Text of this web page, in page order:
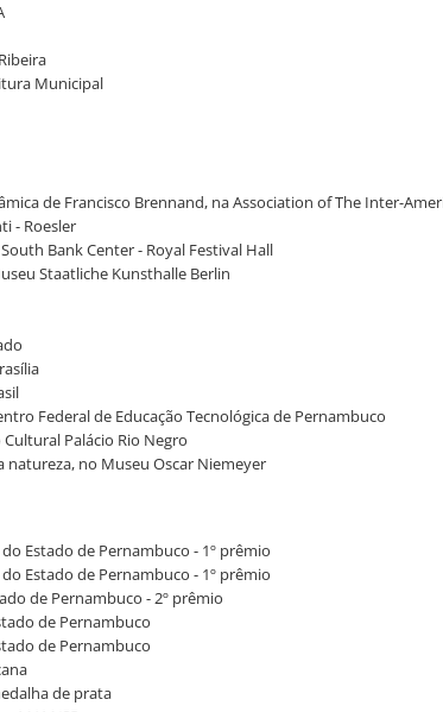
Municipal
de Francisco Brennand, na Association of The Inter-
- Roesler
Bank Center - Royal Festival Hall
Staatliche Kunsthalle Berlin
Federal de Educação Tecnológica de Pernambuco
Palácio Rio Negro
natureza, no Museu Oscar Niemeyer
Estado de Pernambuco - 1º prêmio
Estado de Pernambuco - 1º prêmio
de Pernambuco - 2º prêmio
de Pernambuco
de Pernambuco
de prata